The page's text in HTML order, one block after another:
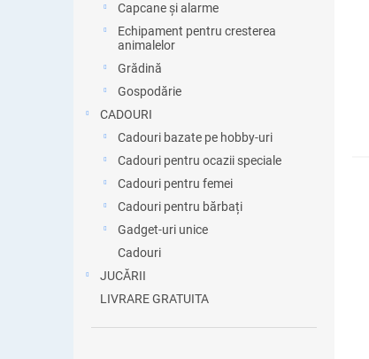
Capcane și alarme
Echipament pentru cresterea
animalelor
Grădină
Gospodărie
CADOURI
Cadouri bazate pe hobby-uri
Cadouri pentru ocazii speciale
Cadouri pentru femei
Cadouri pentru bărbați
Gadget-uri unice
Cadouri
JUCĂRII
LIVRARE GRATUITA